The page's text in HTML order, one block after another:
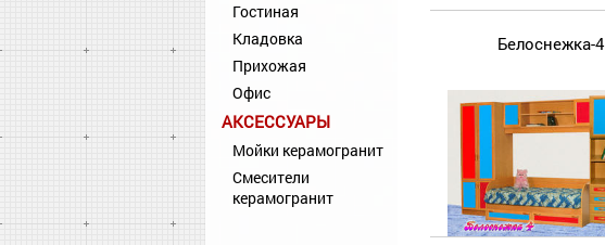
Гостиная
Кладовка
Прихожая
Офис
АКСЕССУАРЫ
Мойки керамогранит
Смесители
керамогранит
Белоснежка-4